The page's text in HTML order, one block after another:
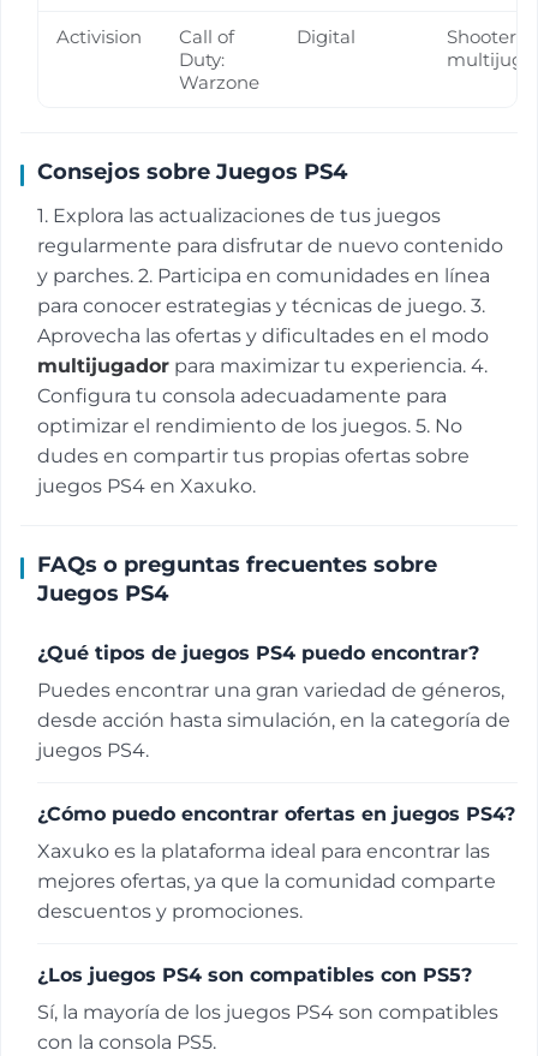
Activision
Call of
Duty:
Warzone
Digital
Shooter,
Consejos sobre Juegos PS4
1. Explora las actualizaciones de tus juegos
regularmente para disfrutar de nuevo contenido
y parches. 2. Participa en comunidades en línea
para conocer estrategias y técnicas de juego. 3.
Aprovecha las ofertas y dificultades en el modo
multijugador para maximizar tu experiencia. 4.
Configura tu consola adecuadamente para
optimizar el rendimiento de los juegos. 5. No
dudes en compartir tus propias ofertas sobre
juegos PS4 en Xaxuko.
FAQs o preguntas frecuentes sobre
Juegos PS4
¿Qué tipos de juegos PS4 puedo encontrar?
Puedes encontrar una gran variedad de géneros,
desde acción hasta simulación, en la categoría de
juegos PS4.
¿Cómo puedo encontrar ofertas en juegos PS4?
Xaxuko es la plataforma ideal para encontrar las
mejores ofertas, ya que la comunidad comparte
descuentos y promociones.
¿Los juegos PS4 son compatibles con PS5?
Sí, la mayoría de los juegos PS4 son compatibles
con la consola PS5.